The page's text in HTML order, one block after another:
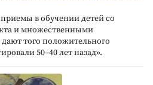
в обучении детей со
и множественными
того положительного
50–40 лет назад».